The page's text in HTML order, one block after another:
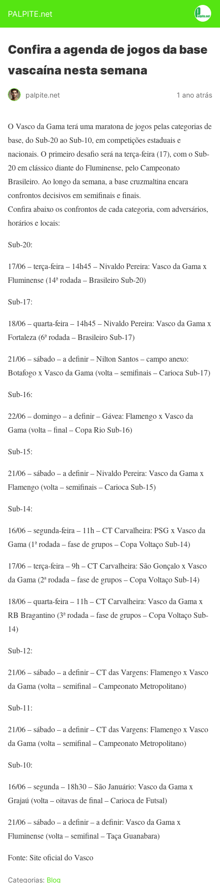
PALPITE.net
Confira a agenda de jogos da base
vascaína nesta semana
palpite.net 1 ano atrás
O Vasco da Gama terá uma maratona de jogos pelas categorias de
base, do Sub-20 ao Sub-10, em competições estaduais e
nacionais. O primeiro desafio será na terça-feira (17), com o Sub-
20 em clássico diante do Fluminense, pelo Campeonato
Brasileiro. Ao longo da semana, a base cruzmaltina encara
confrontos decisivos em semifinais e finais.
Confira abaixo os confrontos de cada categoria, com adversários,
horários e locais:
Sub-20:
17/06 – terça-feira – 14h45 – Nivaldo Pereira: Vasco da Gama x
Fluminense (14ª rodada – Brasileiro Sub-20)
Sub-17:
18/06 – quarta-feira – 14h45 – Nivaldo Pereira: Vasco da Gama x
Fortaleza (6ª rodada – Brasileiro Sub-17)
21/06 – sábado – a definir – Nilton Santos – campo anexo:
Botafogo x Vasco da Gama (volta – semifinais – Carioca Sub-17)
Sub-16:
22/06 – domingo – a definir – Gávea: Flamengo x Vasco da
Gama (volta – final – Copa Rio Sub-16)
Sub-15:
21/06 – sábado – a definir – Nivaldo Pereira: Vasco da Gama x
Flamengo (volta – semifinais – Carioca Sub-15)
Sub-14:
16/06 – segunda-feira – 11h – CT Carvalheira: PSG x Vasco da
Gama (1ª rodada – fase de grupos – Copa Voltaço Sub-14)
17/06 – terça-feira – 9h – CT Carvalheira: São Gonçalo x Vasco
da Gama (2ª rodada – fase de grupos – Copa Voltaço Sub-14)
18/06 – quarta-feira – 11h – CT Carvalheira: Vasco da Gama x
RB Bragantino (3ª rodada – fase de grupos – Copa Voltaço Sub-
14)
Sub-12:
21/06 – sábado – a definir – CT das Vargens: Flamengo x Vasco
da Gama (volta – semifinal – Campeonato Metropolitano)
Sub-11:
21/06 – sábado – a definir – CT das Vargens: Flamengo x Vasco
da Gama (volta – semifinal – Campeonato Metropolitano)
Sub-10:
16/06 – segunda – 18h30 – São Januário: Vasco da Gama x
Grajaú (volta – oitavas de final – Carioca de Futsal)
21/06 – sábado – a definir – a definir: Vasco da Gama x
Fluminense (volta – semifinal – Taça Guanabara)
Fonte: Site oficial do Vasco
Categorias: Blog